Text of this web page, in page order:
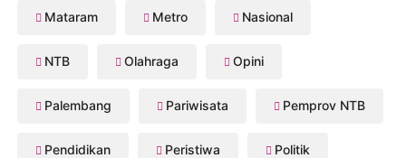
Mataram Metro Nasional
NTB Olahraga Opini
Palembang Pariwisata Pemprov NTB
Pendidikan Peristiwa Politik